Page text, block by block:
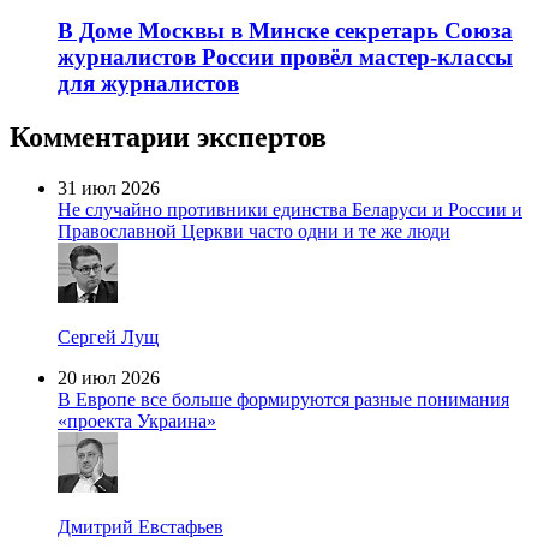
В Доме Москвы в Минске секретарь Союза
журналистов России провёл мастер-классы
для журналистов
Комментарии экспертов
31 июл 2026
Не случайно противники единства Беларуси и России и
Православной Церкви часто одни и те же люди
Сергей Лущ
20 июл 2026
В Европе все больше формируются разные понимания
«проекта Украина»
Дмитрий Евстафьев